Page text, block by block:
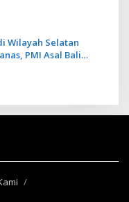
Wilayah Selatan
PMI Asal Bali